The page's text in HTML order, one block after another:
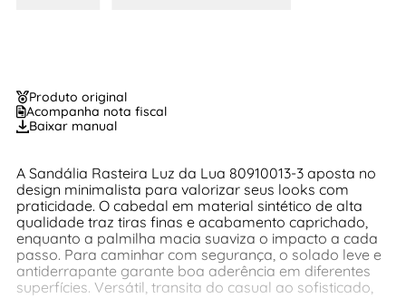
Produto original
Acompanha nota fiscal
Baixar manual
A Sandália Rasteira Luz da Lua 80910013-3 aposta no
design minimalista para valorizar seus looks com
praticidade. O cabedal em material sintético de alta
qualidade traz tiras finas e acabamento caprichado,
enquanto a palmilha macia suaviza o impacto a cada
passo. Para caminhar com segurança, o solado leve e
antiderrapante garante boa aderência em diferentes
superfícies. Versátil, transita do casual ao sofisticado,